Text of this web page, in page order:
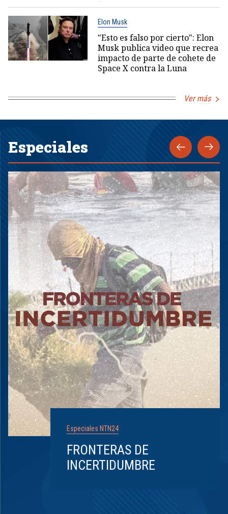
Elon Musk
"Esto es falso por cierto": Elon
Musk publica video que recrea
impacto de parte de cohete de
Space X contra la Luna
Ver más
Especiales
Especiales NTN24
FRONTERAS DE
INCERTIDUMBRE